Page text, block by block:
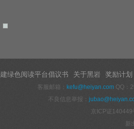
绿色阅读平台倡议书 关于黑岩 奖励计划
客服邮箱： kefu@heiyan.com QQ：
不良信息举报：
京ICP证140449
新